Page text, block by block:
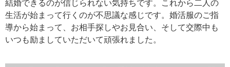
結婚できるのが信じられない気持ちです。これから二人の
生活が始まって行くのが不思議な感じです。婚活服のご指
導から始まって、お相手探しやお見合い、そして交際中も
いつも励ましていただいて頑張れました。